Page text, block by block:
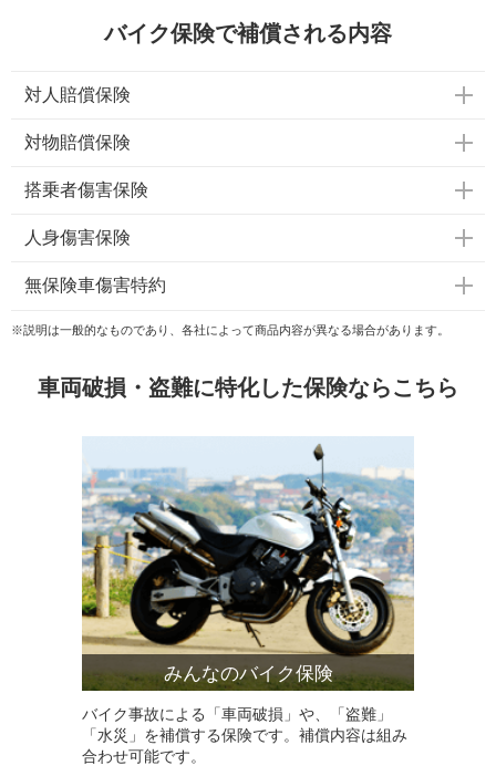
バイク保険で補償される内容
対人賠償保険
対物賠償保険
搭乗者傷害保険
人身傷害保険
無保険車傷害特約
※説明は一般的なものであり、各社によって商品内容が異なる場合があります。
車両破損・盗難に特化した保険ならこちら
みんなのバイク保険
バイク事故による「車両破損」や、「盗難」
「水災」を補償する保険です。 補償内容は組み
合わせ可能です。